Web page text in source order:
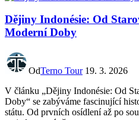
Dějiny Indonésie: Od
Moderní Doby
OdTerno Tour 19. 3. 2026
V článku „Dějiny Indonésie: Od
Doby“ se zabýváme fascinující
státu. Od prvních osídlení až po